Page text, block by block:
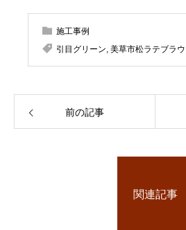
施工事例
引目グリーン, 美草市松ラテブラ
前の記事
関連記事